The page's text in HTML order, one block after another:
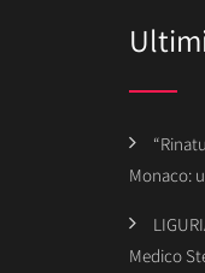
Monaco:
Medico